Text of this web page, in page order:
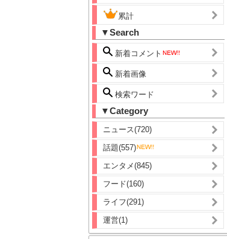
累計
▼Search
新着コメント
新着画像
検索ワード
▼Category
ニュース(720)
話題(557)
エンタメ(845)
フード(160)
ライフ(291)
運営(1)